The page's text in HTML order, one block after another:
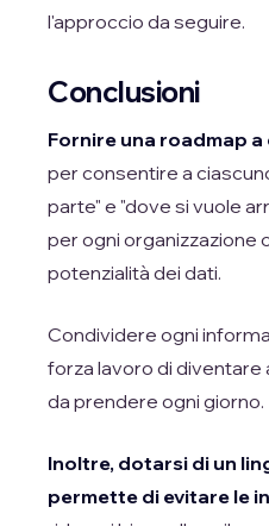
l'approccio da seguire.
Conclusioni
Fornire una roadmap
per consentire a
parte" e "dove si vuole
per ogni organizzazione
potenzialità dei dati.
Condividere ogni
forza lavoro di diventare
da prendere ogni giorno.
Inoltre, dotarsi di un
permette di evitare le